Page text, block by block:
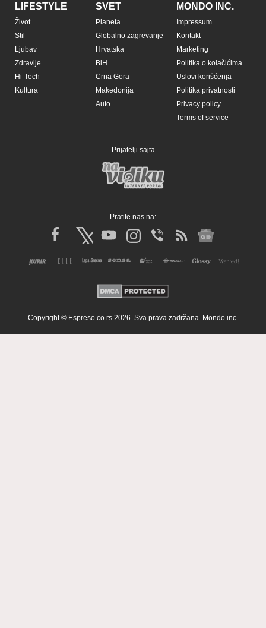
LIFESTYLE
Život
Stil
Ljubav
Zdravlje
Hi-Tech
Kultura
SVET
Planeta
Globalno zagrevanje
Hrvatska
BiH
Crna Gora
Makedonija
Auto
MONDO INC.
Impressum
Kontakt
Marketing
Politika o kolačićima
Uslovi korišćenja
Politika privatnosti
Privacy policy
Terms of service
Prijatelji sajta
Pratite nas na:
Copyright © Espreso.co.rs 2026. Sva prava zadržana. Mondo inc.